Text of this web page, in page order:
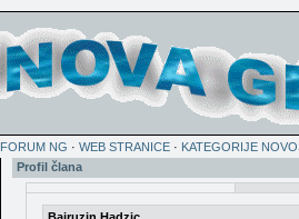
FORUM NG · WEB STRANICE · KATEGORIJE
Profil člana